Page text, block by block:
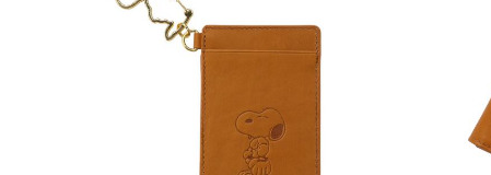
陸上競技
ウィンタースポーツ